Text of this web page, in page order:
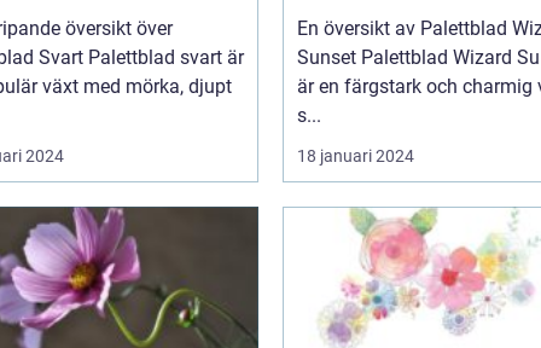
översikt över
Svart Palettblad svart är
växt med mörka, djupt
2024
En översikt av Palettblad
Sunset Palettblad Wizard Sunset
är en färgstark och charmig
s...
18 januari 2024